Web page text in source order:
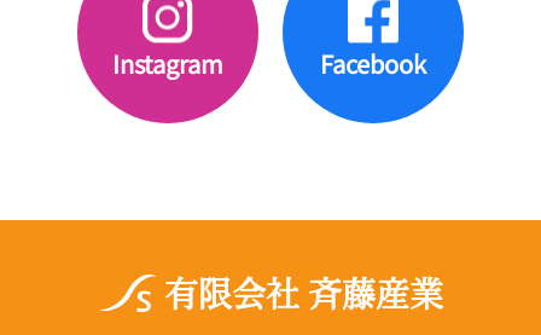
Instagram Facebook
有限会社 斉藤産業